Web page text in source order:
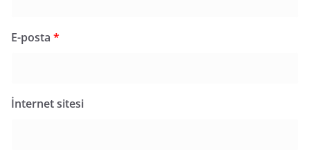
E-posta *
İnternet sitesi